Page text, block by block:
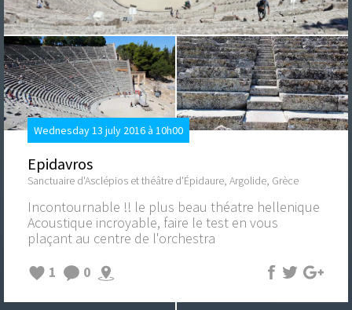
Wednesday 13 july 2016 à 10h00
Epidavros
Sanctuaire d'Asclépios et théâtre d'Épidaure, Argolide, Grèce
Incontournable !! le plus beau théatre hellenique
Acoustique incroyable, faire le test en vous
plaçant au centre de l'orchestra
1
0